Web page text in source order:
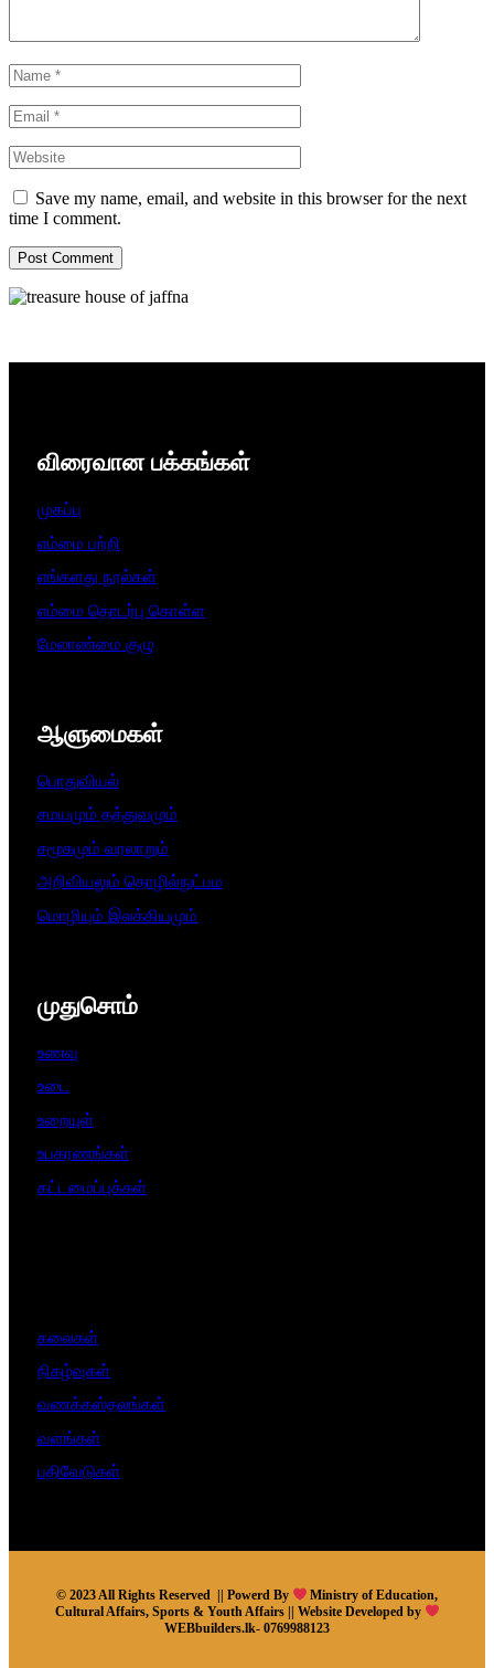
Save my name, email, and website in this browser for the next
time I comment.
விரைவான பக்கங்கள்
முகப்பு
எம்மை பற்றி
எங்களது நூல்கள்
எம்மை தொடர்பு கொள்ள
மேலாண்மை குழு
ஆளுமைகள்​
பொதுவியல்
சமயமும் தத்துவமும்
சமூகமும் வரலாறும்
அறிவியலும் தொழில்நுட்பம
மொழியும் இலக்கியமும்
முதுசொம்
உணவு
உடை
உறையுள்
உபகரணங்கள்
கட்டமைப்புக்கள்
கலைகள்
நிகழ்வுகள்
வணக்கஸ்தலங்கள்
வளங்கள்
பதிவேடுகள்
© 2023 All Rights Reserved || Powerd By
Ministry of Education,
Cultural Affairs, Sports & Youth Affairs || Website Developed by
WEBbuilders.lk- 0769988123